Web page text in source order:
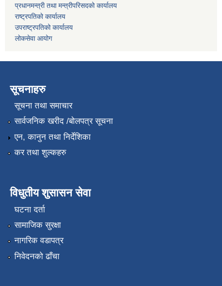
प्रधानमन्त्री तथा मन्त्रीपरिसदको कार्यालय
राष्ट्रपतिको कार्यालय
उपराष्ट्रपतिको कार्यालय
लोकसेवा आयोग
सूचनाहरु
सूचना तथा समाचार
सार्वजनिक खरीद /बोलपत्र सूचना
एन, कानुन तथा निर्देशिका
कर तथा शुल्कहरु
विधुतीय शुसासन सेवा
घटना दर्ता
सामाजिक सुरक्षा
नागरिक वडापत्र
निवेदनको ढाँचा